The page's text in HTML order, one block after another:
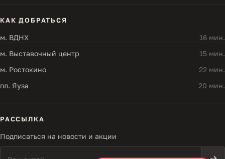
КАК ДОБРАТЬСЯ
м. ВДНХ
16 мин.
м. Выставочный центр
15 мин.
м. Ростокино
22 мин.
пл. Яуза
20 мин.
РАССЫЛКА
Подписаться на новости и акции